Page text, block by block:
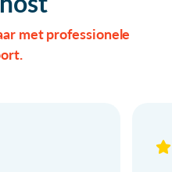
met professionele